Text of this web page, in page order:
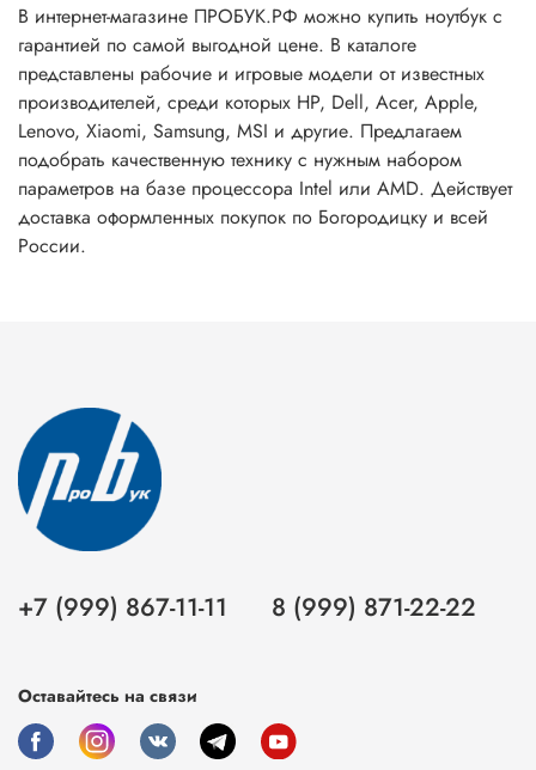
В интернет-магазине ПРОБУК.РФ можно купить ноутбук с
гарантией по самой выгодной цене. В каталоге
представлены рабочие и игровые модели от известных
производителей, среди которых HP, Dell, Acer, Apple,
Lenovo, Xiaomi, Samsung, MSI и другие. Предлагаем
подобрать качественную технику с нужным набором
параметров на базе процессора Intel или AMD. Действует
доставка оформленных покупок по Богородицку и всей
России.
+7 (999) 867-11-11 8 (999) 871-22-22
Оставайтесь на связи